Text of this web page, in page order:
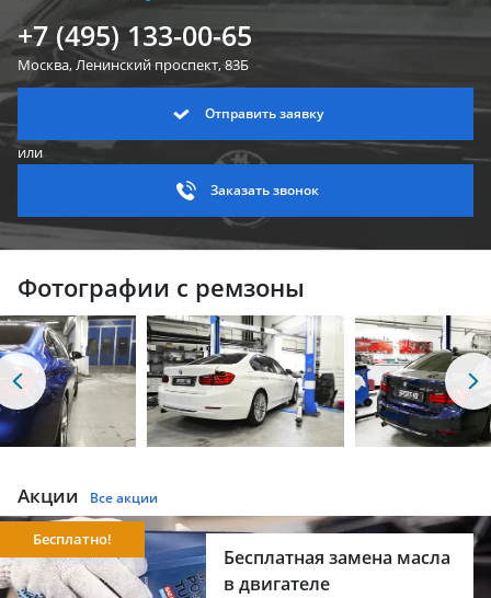
+7 (495) 133-00-65
Москва, Ленинскийпроспект, 83Б
Отправить заявку
или
Заказать звонок
Фотографии с ремзоны
Акции Все акции
Бесплатная замена масла
в двигателе
Бесплатно!